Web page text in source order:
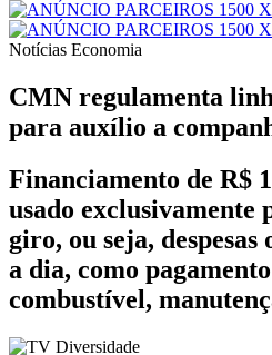
Notícias Economia
CMN regulamenta
para auxílio a
Financiamento de R$
usado exclusivamente
giro, ou seja,
a dia, como
combustível,